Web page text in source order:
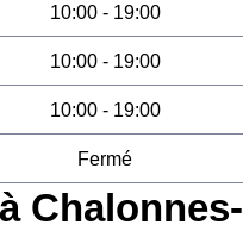
10:00 - 19:00
10:00 - 19:00
10:00 - 19:00
Fermé
Chalonnes-